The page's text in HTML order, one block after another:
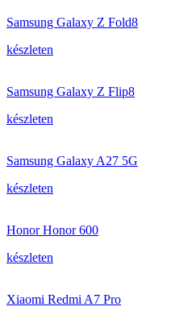
Samsung Galaxy Z Fold8
készleten
Samsung Galaxy Z Flip8
készleten
Samsung Galaxy A27 5G
készleten
Honor Honor 600
készleten
Xiaomi Redmi A7 Pro